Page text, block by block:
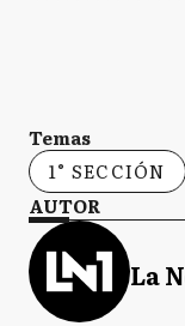
Temas
1° SECCIÓN
AUTOR
La